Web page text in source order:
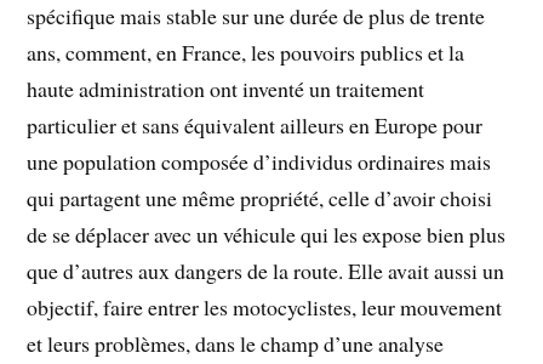
spécifique mais stable sur une durée de plus de trente
ans, comment, en France, les pouvoirs publics et la
haute administration ont inventé un traitement
particulier et sans équivalent ailleurs en Europe pour
une population composée d’individus ordinaires mais
qui partagent une même propriété, celle d’avoir choisi
de se déplacer avec un véhicule qui les expose bien plus
que d’autres aux dangers de la route. Elle avait aussi un
objectif, faire entrer les motocyclistes, leur mouvement
et leurs problèmes, dans le champ d’une analyse